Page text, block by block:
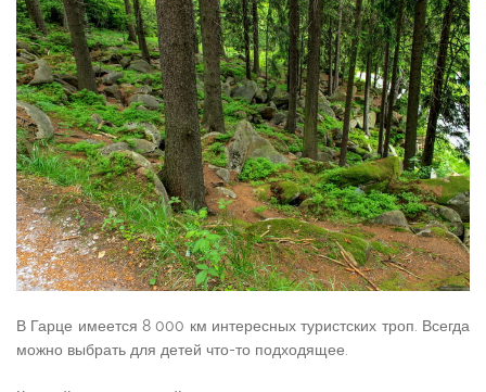
В Гарце имеется 8 000 км интересных туристских троп. Всегда
можно выбрать для детей что-то подходящее.